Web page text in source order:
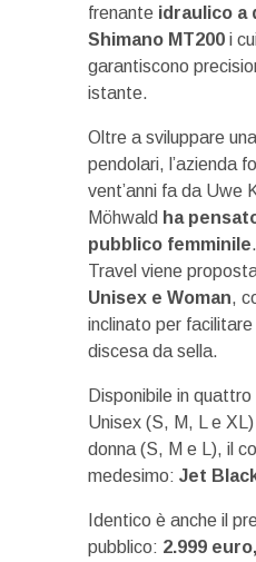
frenante idraulico a
Shimano MT200 i
garantiscono
istante.
Oltre a sviluppare
pendolari, l’azienda
vent’anni fa da Uwe
Möhwald ha
pubblico femminile
Travel viene
Unisex e Woman,
inclinato per
discesa da sella.
Disponibile in
Unisex (S, M, L e
donna (S, M e L), il
medesimo: Jet
Identico è anche il
pubblico: 2.999